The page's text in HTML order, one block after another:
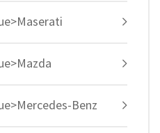
Benz